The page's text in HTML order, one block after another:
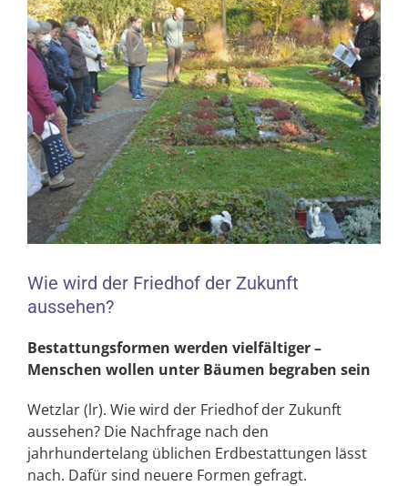
grösseres
Bild
Wie wird der Friedhof der Zukunft
aussehen?
Bestattungsformen werden vielfältiger –
Menschen wollen unter Bäumen begraben sein
Wetzlar (lr). Wie wird der Friedhof der Zukunft
aussehen? Die Nachfrage nach den
jahrhundertelang üblichen Erdbestattungen lässt
nach. Dafür sind neuere Formen gefragt.